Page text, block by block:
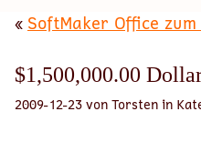
« SoftMaker Office
$1,500,000.00
2009-12-23 von Torsten in